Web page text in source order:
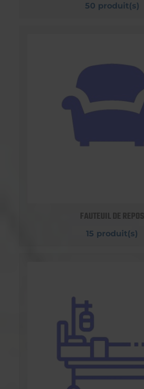
50 produit(s)
FAUTEUIL DE REPOS
15 produit(s)